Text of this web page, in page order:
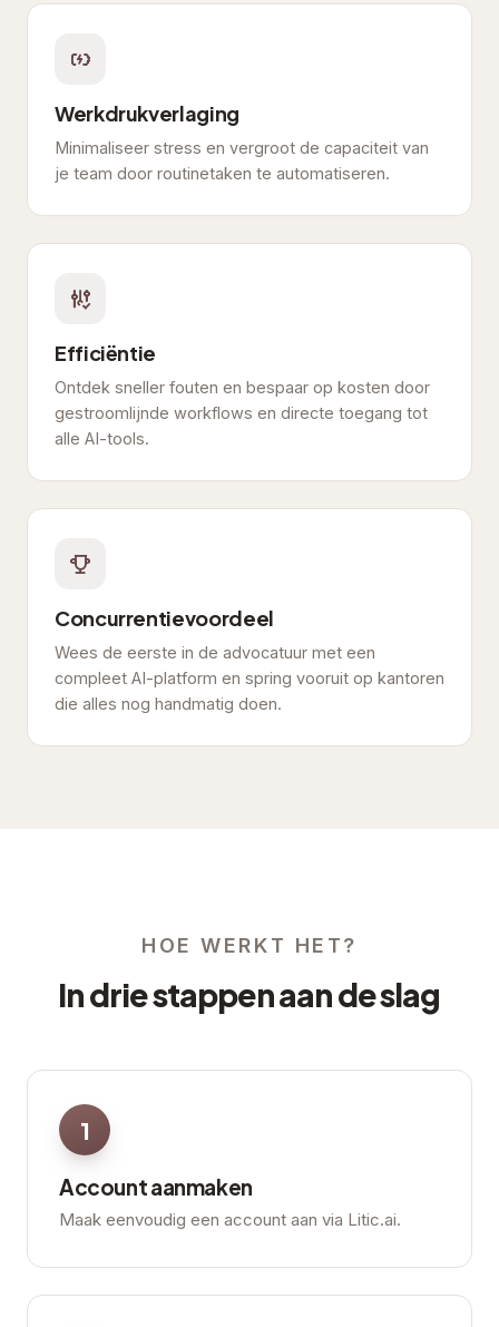
Werkdrukverlaging
Minimaliseer stress en vergroot de capaciteit van
je team door routinetaken te automatiseren.
Efficiëntie
Ontdek sneller fouten en bespaar op kosten door
gestroomlijnde workflows en directe toegang tot
alle AI-tools.
Concurrentievoordeel
Wees de eerste in de advocatuur met een
compleet AI-platform en spring vooruit op kantoren
die alles nog handmatig doen.
HOE WERKT HET?
In drie stappen aan de slag
1
Account aanmaken
Maak eenvoudig een account aan via Litic.ai.